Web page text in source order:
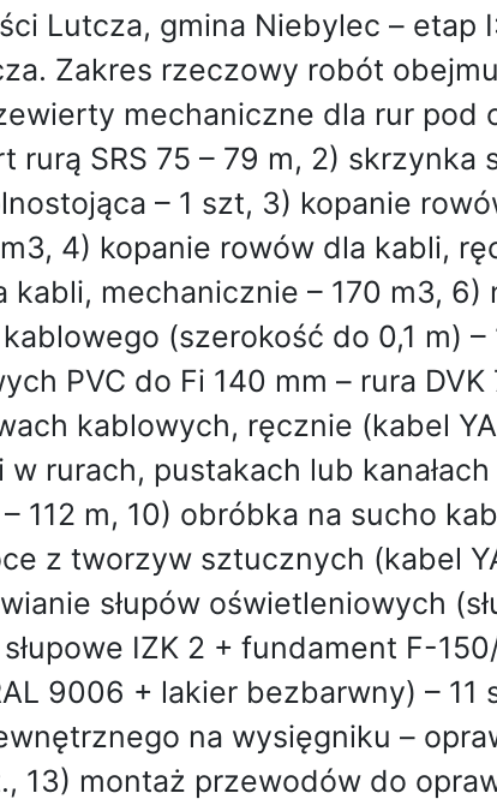
Lutcza, gmina Niebylec – etap
Zakres rzeczowy robót
mechaniczne dla rur pod
rurą SRS 75 – 79 m, 2) skrzynka
– 1 szt, 3) kopanie
4) kopanie rowów dla kabli,
kabli, mechanicznie – 170 m3, 6)
(szerokość do 0,1 m) –
PVC do Fi 140 mm – rura
kablowych, ręcznie (kabel
w rurach, pustakach lub
112 m, 10) obróbka na sucho
z tworzyw sztucznych (kabel
słupów oświetleniowych
IZK 2 + fundament F-
9006 + lakier bezbarwny) – 11
na wysięgniku –
13) montaż przewodów do